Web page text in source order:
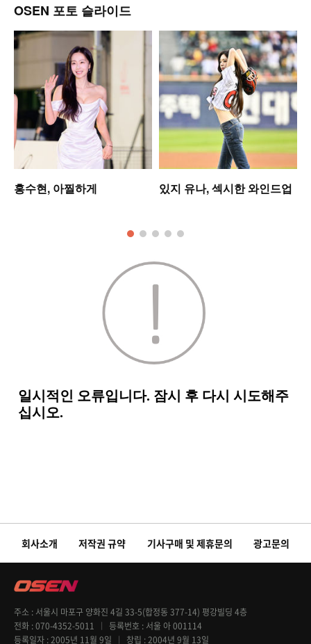
OSEN 포토 슬라이드
홍수현, 아찔하게 있지 유나, 섹시한 와인드업
회사소개 저작권 규약 기사구매 및 제휴문의 광고문의
주소
서울시 마포구 양화진 4길 33-5(합정동 377-14) 평강빌딩 4층
전화 070-4352-5011 등록번호
서울 아 001114
등록일자 2005년 11월 9일 창립 2004년 9월 13일